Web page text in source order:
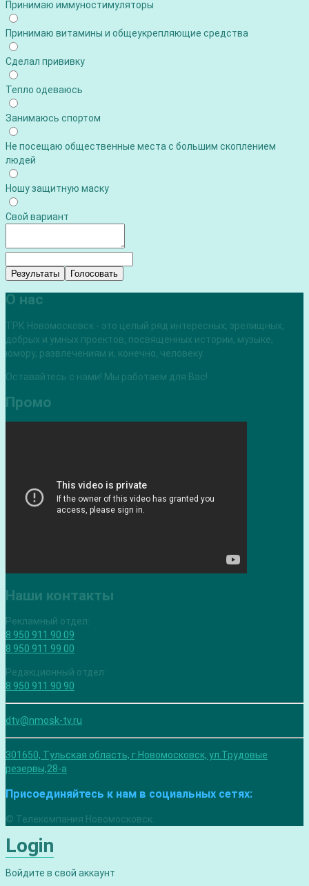
Принимаю иммуностимуляторы
Принимаю витамины и общеукрепляющие средства
Сделал прививку
Тепло одеваюсь
Занимаюсь спортом
Не посещаю общественные места с большим скоплением
людей
Ношу защитную маску
Свой вариант
Результаты Голосовать
О нас
ТРК Новомосковск - это целый ряд интересных, зрелищных,
добрых и умных проектов, посвященных истории, музыке,
юмору, развлечениям и, конечно, человеку.
Оставайтесь с нами! Мы работаем для Вас!
Промо
Наши контакты
Рекламный отдел:
8 950 911 90 09
8 950 911 99 00
Редакционный отдел:
8 950 911 90 90
dtv@nmosk-tv.ru
301650, Тульская область, г.Новомосковск, ул.Трудовые
резервы,28-а
Присоединяйтесь к нам в социальных сетях:
© Телекомпания Новомосковск.
Login
Войдите в свой аккаунт